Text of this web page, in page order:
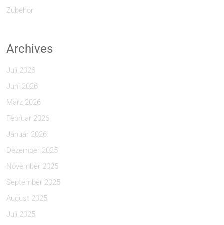
Zubehör
Archives
Juli 2026
Juni 2026
März 2026
Februar 2026
Januar 2026
Dezember 2025
November 2025
September 2025
August 2025
Juli 2025